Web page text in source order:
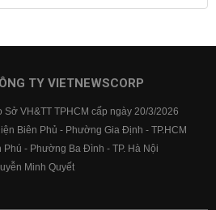
Lãi suất tiền gửi
TY VIETNEWSCORP
VH&TT TPHCM cấp ngày 20/3/2026
Biên Phủ - Phường Gia Định - TP.HCM
Phú - Phường Ba Đình - TP. Hà Nội
Minh Quyết